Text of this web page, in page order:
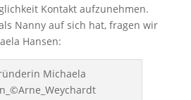
Kontakt aufzunehmen.
Nanny auf sich hat, fragen wir
Hansen: